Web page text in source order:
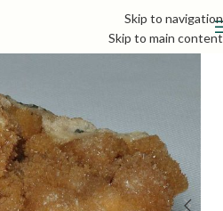
Skip to navigation
Skip to main content